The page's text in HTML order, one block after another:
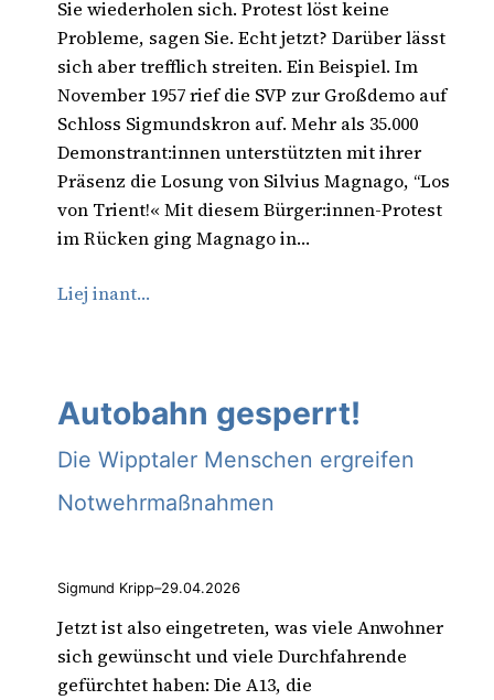
Sie wiederholen sich. Protest löst keine
Probleme, sagen Sie. Echt jetzt? Darüber lässt
sich aber trefflich streiten. Ein Beispiel. Im
November 1957 rief die SVP zur Großdemo auf
Schloss Sigmundskron auf. Mehr als 35.000
Demonstrant:innen unterstützten mit ihrer
Präsenz die Losung von Silvius Magnago, “Los
von Trient!« Mit diesem Bürger:innen-Protest
im Rücken ging Magnago in…
Liej inant…
Autobahn gesperrt!
Die Wipptaler Menschen ergreifen
Notwehrmaßnahmen
Sigmund Kripp–29.04.2026
Jetzt ist also eingetreten, was viele Anwohner
sich gewünscht und viele Durchfahrende
gefürchtet haben: Die A13, die